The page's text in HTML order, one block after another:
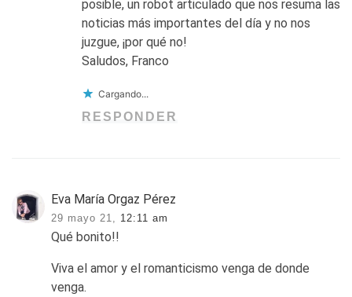
posible, un robot articulado que nos resuma las
noticias más importantes del día y no nos
juzgue, ¡por qué no!
Saludos, Franco
Cargando...
RESPONDER
Eva María Orgaz Pérez
29 mayo 21, 12:11 am
Qué bonito!!
Viva el amor y el romanticismo venga de donde
venga.